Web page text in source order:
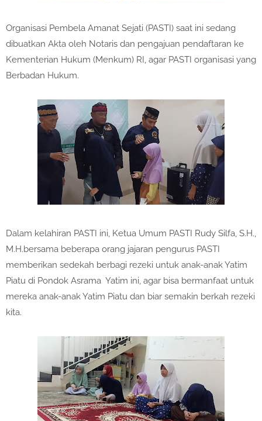
Organisasi Pembela Amanat Sejati (PASTI) saat ini sedang
dibuatkan Akta oleh Notaris dan pengajuan pendaftaran ke
Kementerian Hukum (Menkum) RI, agar PASTI organisasi yang
Berbadan Hukum.
Dalam kelahiran PASTI ini, Ketua Umum PASTI Rudy Silfa, S.H.,
M.H.bersama beberapa orang jajaran pengurus PASTI
memberikan sedekah berbagi rezeki untuk anak-anak Yatim
Piatu di Pondok Asrama Yatim ini, agar bisa bermanfaat untuk
mereka anak-anak Yatim Piatu dan biar semakin berkah rezeki
kita.